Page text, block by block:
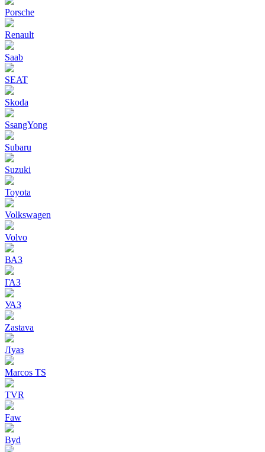
Porsche
Renault
Saab
SEAT
Skoda
SsangYong
Subaru
Suzuki
Toyota
Volkswagen
Volvo
ВАЗ
ГАЗ
УАЗ
Zastava
Луаз
Marcos TS
TVR
Faw
Byd